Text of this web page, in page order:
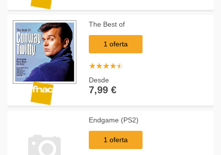
The Best of
1 oferta
☆☆☆☆☆
★★★★★
Desde
7,99 €
Endgame (PS2)
1 oferta